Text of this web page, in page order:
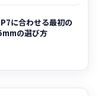
に合わせる最初の
の選び方